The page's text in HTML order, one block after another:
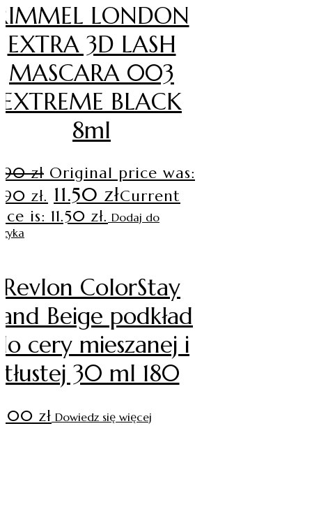
LONDON
EXTRA 3D LASH
MASCARA 003
EXTREME BLACK
8ml
zł Original price was:
zł. 11.50 złCurrent
is: 11.50 zł. Dodaj do
Revlon ColorStay
Beige podkład
cery mieszanej i
tłustej 30 ml 180
zł Dowiedz się więcej